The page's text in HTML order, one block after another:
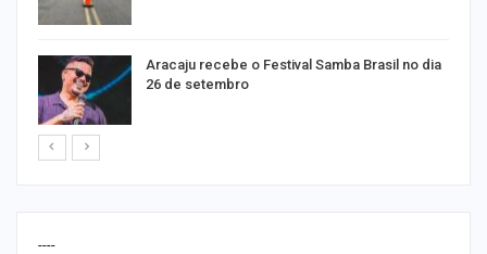
Aracaju recebe o Festival Samba Brasil no dia
26 de setembro
----